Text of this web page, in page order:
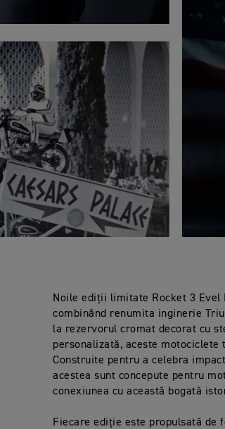
Noile ediții limitate Rocket 3 Evel
combinând renumita inginerie
la rezervorul cromat decorat cu
personalizată, aceste
Construite pentru a celebra
acestea sunt concepute pentru
conexiunea cu această bogată
Fiecare ediție este propulsată de